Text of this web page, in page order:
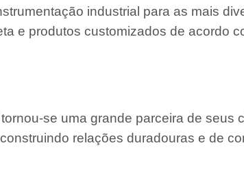
industrial para as mais
e produtos customizados de acordo
se uma grande parceira de seus
relações duradouras e de